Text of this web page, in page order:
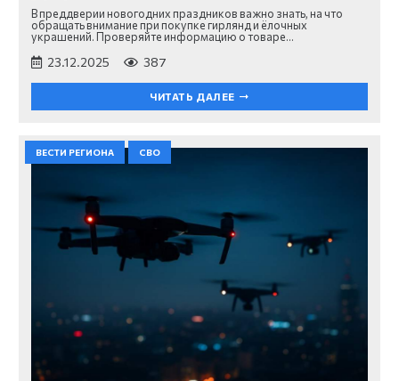
В преддверии новогодних праздников важно знать, на что
обращать внимание при покупке гирлянд и ёлочных
украшений. Проверяйте информацию о товаре…
23.12.2025 387
ЧИТАТЬ ДАЛЕЕ
ВЕСТИ РЕГИОНА СВО